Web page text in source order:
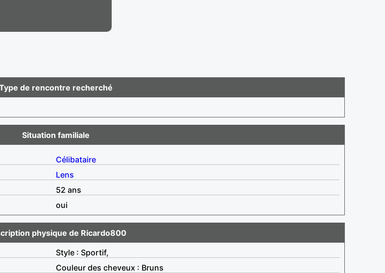
de rencontre recherché
Situation familiale
Célibataire
Lens
52 ans
oui
physique de Ricardo800
Style : Sportif,
Couleur des cheveux : Bruns